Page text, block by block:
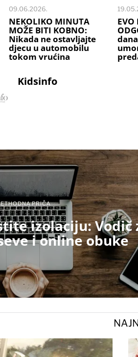
09.06.2026.
NEKOLIKO MINUTA
MOŽE BITI KOBNO:
Nikada ne ostavljajte
djecu u automobilu
tokom vrućina
EVO
Kidsinfo
PRIČA
izolaciju: Vodič
i online obuke